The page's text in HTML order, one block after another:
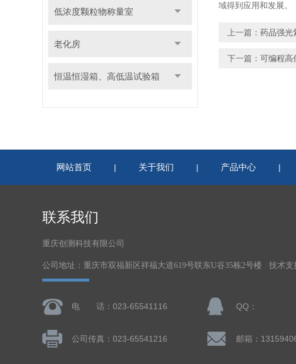
低浓度颗粒物称量室
老化房
恒温恒湿箱、高低温试验箱
域得到应用和发展。
上一篇： 药品强光
下一篇： 可编程高
网站首页 | 关于我们 | 产品中心 |
联系我们
重庆创测科技有限公司
公司地址：重庆市双福新区祥福大道619号联东U谷35栋2号楼 技术支
电 话：023-65541116 QQ：
公司传真：023-65541216 邮箱：